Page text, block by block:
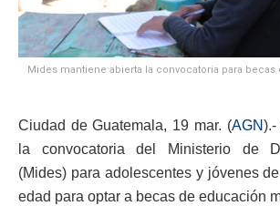
Mides mantiene abierta la convocatoria para
Ciudad de Guatemala, 19 mar. (AGN
la convocatoria del Ministerio de
(Mides) para adolescentes y jóvenes
edad para optar a becas de educación